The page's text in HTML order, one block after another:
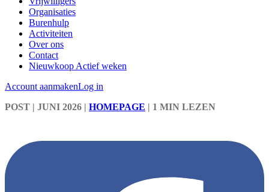
Organisaties
Burenhulp
Activiteiten
Over ons
Contact
Nieuwkoop Actief weken
Account aanmakenLog in
POST | JUNI 2026 | HOMEPAGE | 1 MIN LEZEN